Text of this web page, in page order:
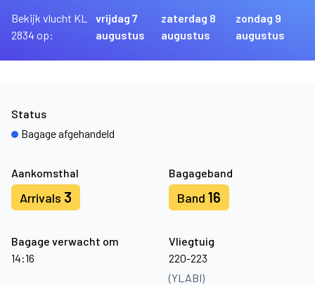
Bekijk vlucht KL
2834 op:
vrijdag 7
augustus
zaterdag 8
augustus
zondag 9
augustus
Aankomsthal
Arrivals 3
Bagageband
Band 16
Bagage verwacht om
14:16
Vliegtuig
220-223
(YLABI)
Status
Bagage afgehandeld